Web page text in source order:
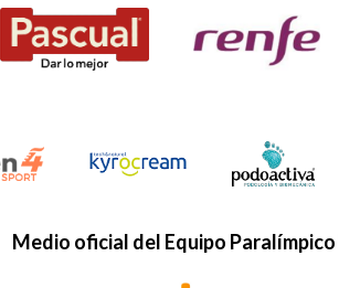
Medio oficial del Equipo Paralímpico